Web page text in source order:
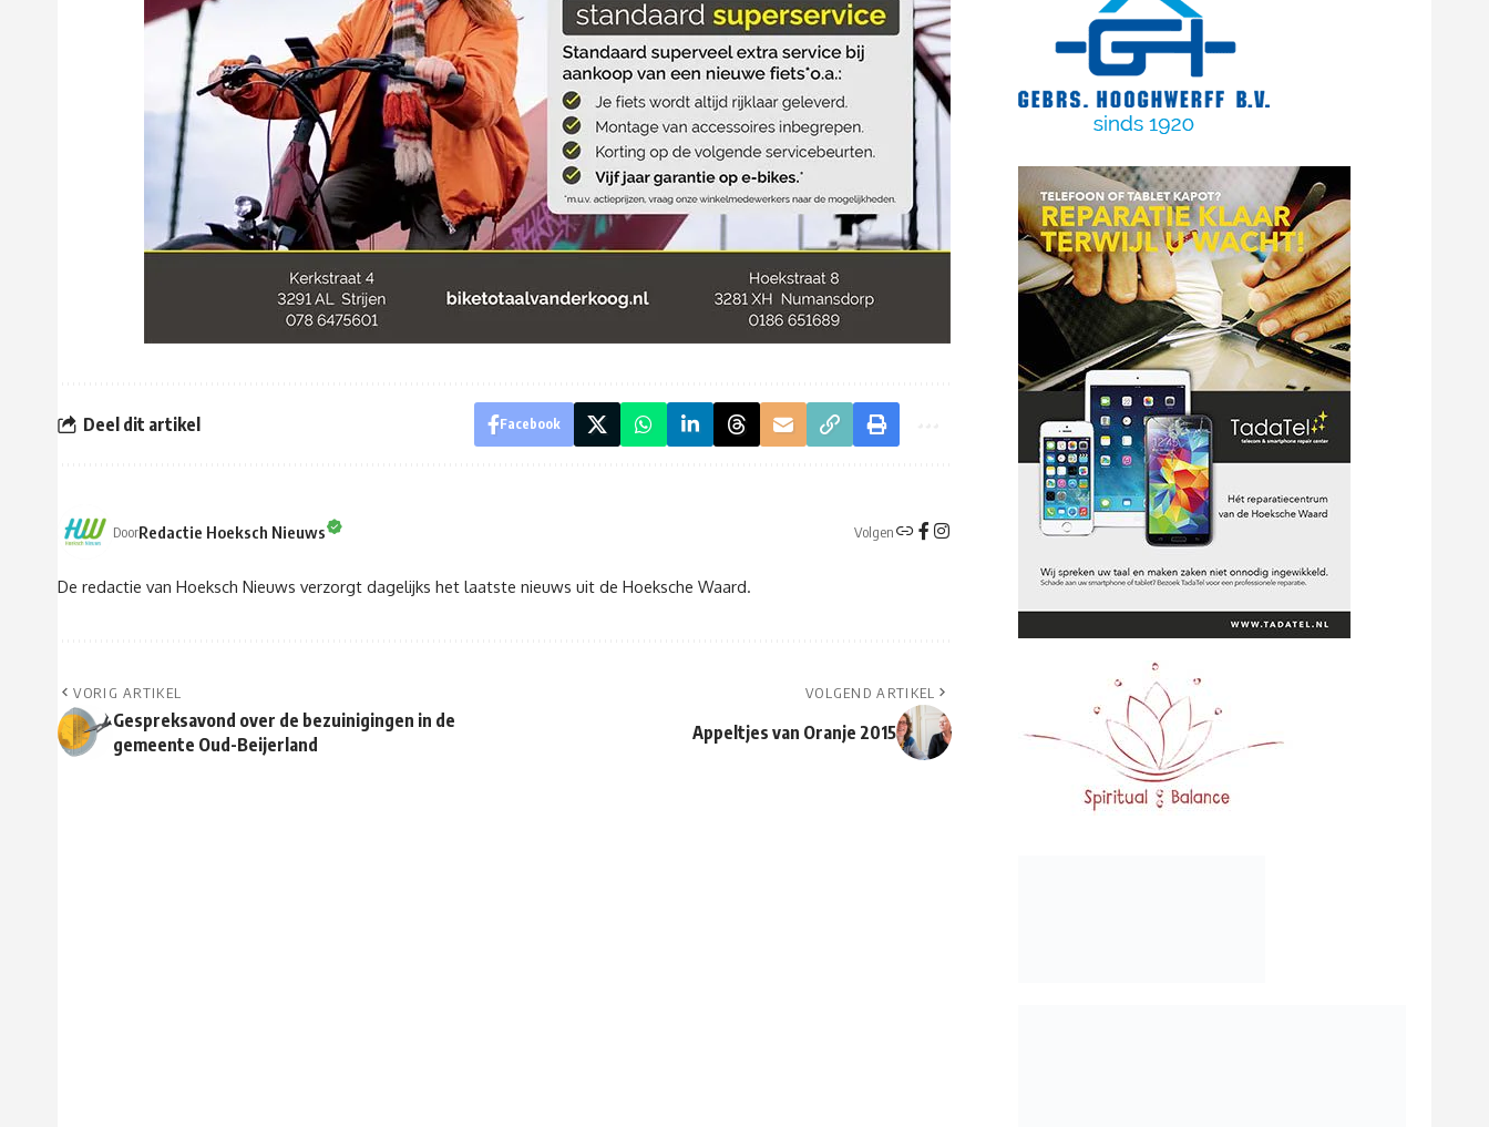
Deel dit artikel Facebook
DoorRedactie Hoeksch Nieuws Volgen
De redactie van Hoeksch Nieuws verzorgt dagelijks het laatste nieuws uit de Hoeksche Waard.
VORIG ARTIKEL
Gespreksavond over de bezuinigingen in de
gemeente Oud-Beijerland
VOLGEND ARTIKEL
Appeltjes van Oranje 2015